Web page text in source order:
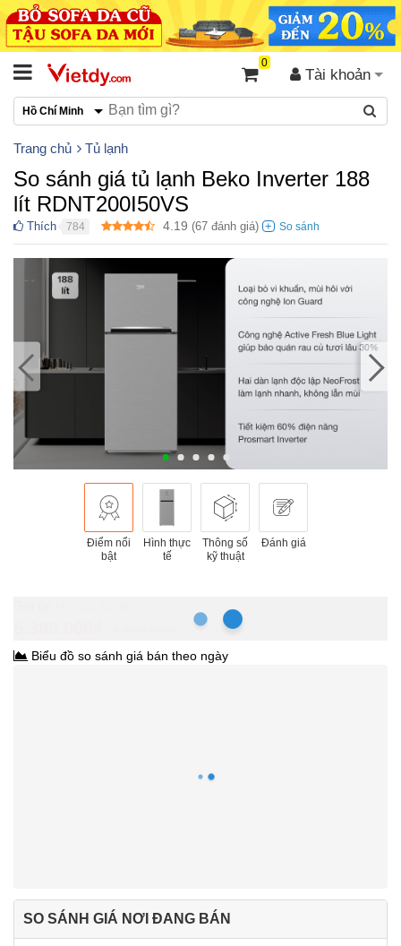
Tài khoản
0
Hồ Chí Minh
Trang chủ Tủ lạnh
So sánh giá tủ lạnh Beko Inverter 188
lít RDNT200I50VS
Thích 784 4.19 (67 đánh giá)
Điểm nổi
bật
Hình thực
tế
Thông số
kỹ thuật
Đánh giá
-5%
Biểu đồ so sánh giá bán theo ngày
SO SÁNH GIÁ NƠI ĐANG BÁN